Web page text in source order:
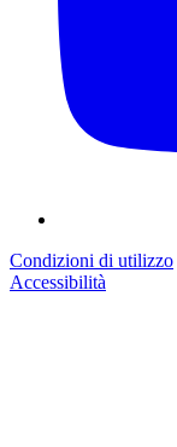
Condizioni di utilizzo
Accessibilità